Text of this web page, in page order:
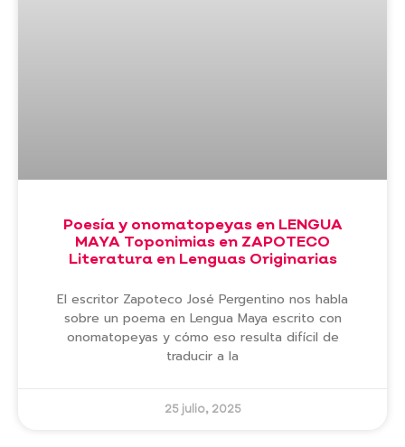
Poesía y onomatopeyas en LENGUA
MAYA Toponimias en ZAPOTECO
Literatura en Lenguas Originarias
El escritor Zapoteco José Pergentino nos habla
sobre un poema en Lengua Maya escrito con
onomatopeyas y cómo eso resulta difícil de
traducir a la
25 julio, 2025